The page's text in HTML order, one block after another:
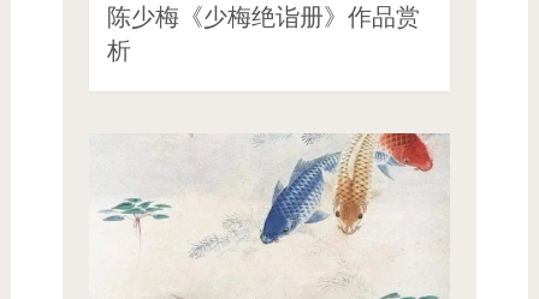
陈少梅《少梅绝诣册》作品赏
析